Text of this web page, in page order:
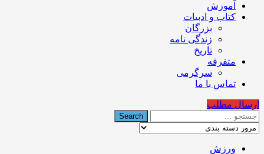
آموزش
کتاب و ادبیات
بزرگان
زندگی نامه
تاریخ
متفرقه
سرگرمی
تماس با ما
ارسال مطلب
ورزش